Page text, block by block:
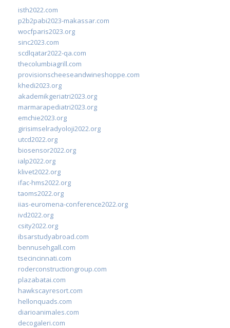
isth2022.com
p2b2pabi2023-makassar.com
wocfparis2023.org
sinc2023.com
scdlqatar2022-qa.com
thecolumbiagrill.com
provisionscheeseandwineshoppe.com
khedi2023.org
akademikgeriatri2023.org
marmarapediatri2023.org
emchie2023.org
girisimselradyoloji2022.org
utcd2022.org
biosensor2022.org
ialp2022.org
klivet2022.org
ifac-hms2022.org
taoms2022.org
iias-euromena-conference2022.org
ivd2022.org
csity2022.org
ibsarstudyabroad.com
bennusehgall.com
tsecincinnati.com
roderconstructiongroup.com
plazabatai.com
hawkscayresort.com
hellonquads.com
diarioanimales.com
decogaleri.com